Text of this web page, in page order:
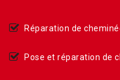
Réparation de
Pose et réparation de